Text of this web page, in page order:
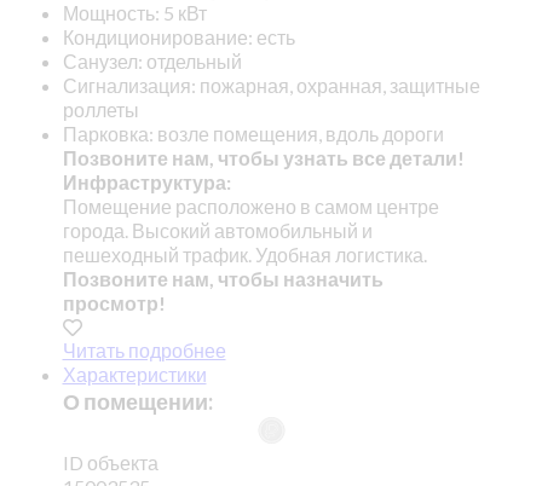
Мощность: 5 кВт
Кондиционирование: есть
Санузел: отдельный
Сигнализация: пожарная, охранная, защитные
роллеты
Парковка: возле помещения, вдоль дороги
Позвоните нам, чтобы узнать все детали!
Инфраструктура:
Помещение расположено в самом центре
города. Высокий автомобильный и
пешеходный трафик. Удобная логистика.
Позвоните нам, чтобы назначить
просмотр!
Читать подробнее
Характеристики
О помещении:
ID объекта